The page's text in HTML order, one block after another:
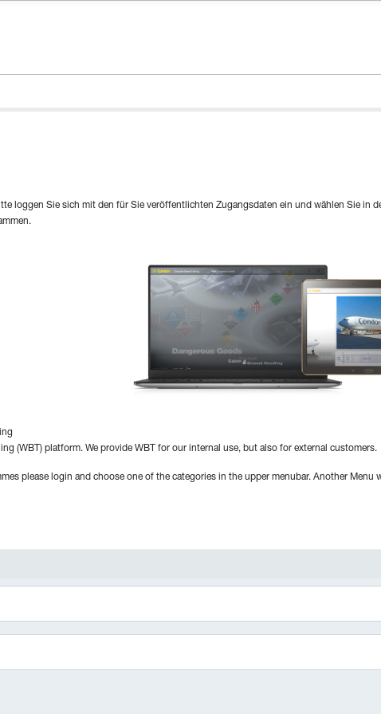
loggen Sie sich mit den für Sie veröffentlichten Zugangsdaten ein und wählen Sie in
(WBT) platform. We provide WBT for our internal use, but also for external customers.
please login and choose one of the categories in the upper menubar. Another